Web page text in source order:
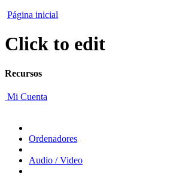
Página inicial
Click to edit
Recursos
Mi Cuenta
Ordenadores
Audio / Video